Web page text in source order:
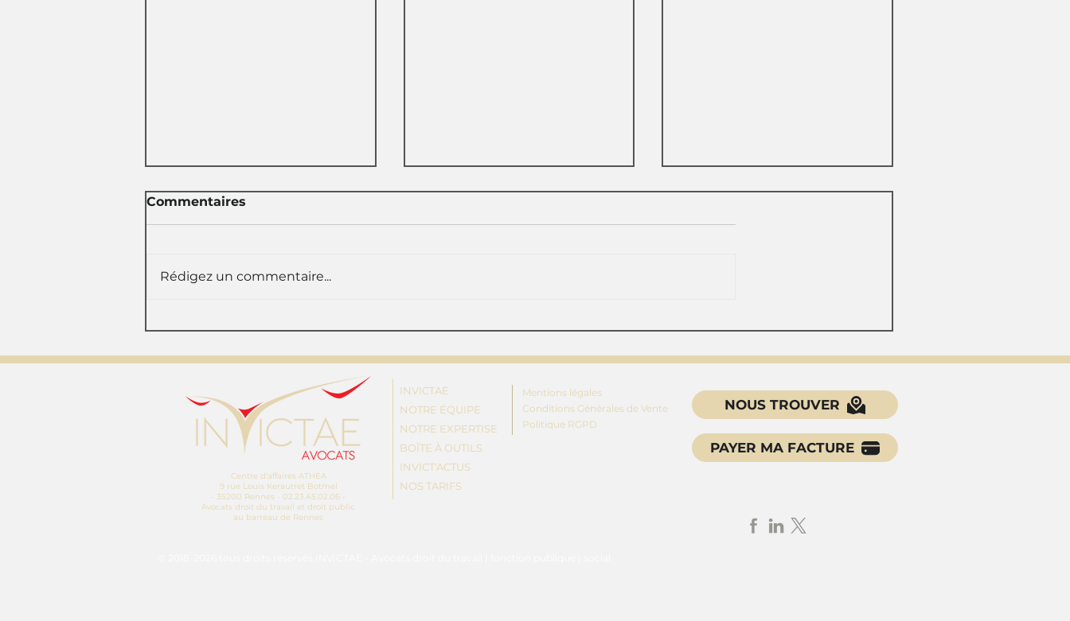
immédiatement déclarer
procédure de
harcèlement sexuel ?
Commentaires
Rédigez un commentaire...
INVICTAE
NOTRE ÉQUIPE
NOTRE EXPERTISE
BOÎTE À OUTILS
INVICT'ACTUS
NOS TARIFS
Mentions légales
Conditions Générales de Vente
Politique RGPD
NOUS TROUVER
PAYER MA FACTURE
Centre d'affaires ATHEA
9 rue Louis Kerautret Botmel
- 35200 Rennes - 02.23.45.02.06 -
Avocats droit du travail et droit public
au barreau de Rennes